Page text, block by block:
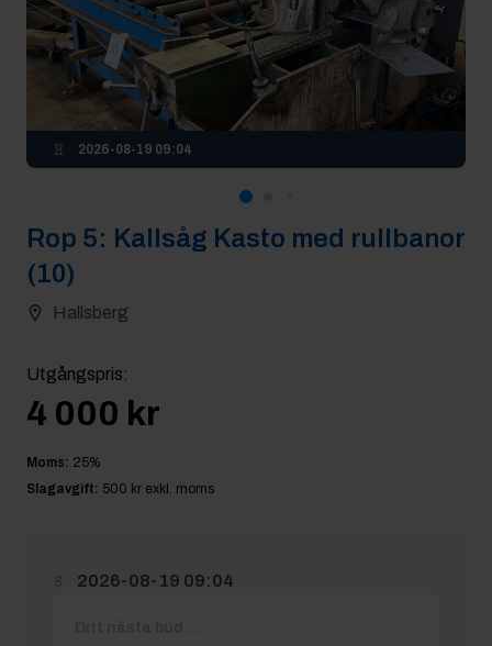
2026-08-19 09:04
Rop 5: Kallsåg Kasto med rullbanor
(10)
Hallsberg
Utgångspris:
4 000 kr
Moms: 25%
Slagavgift: 500 kr exkl. moms
2026-08-19 09:04